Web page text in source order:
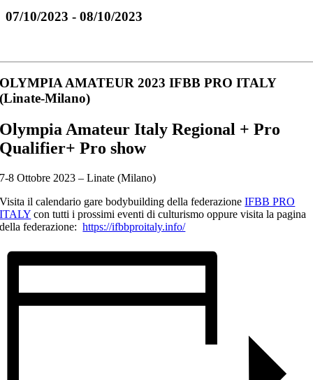
07/10/2023 - 08/10/2023
OLYMPIA AMATEUR 2023 IFBB PRO ITALY
(Linate-Milano)
Olympia Amateur Italy Regional + Pro
Qualifier+ Pro show
7-8 Ottobre 2023 – Linate (Milano)
Visita il calendario gare bodybuilding della federazioneIFBB PRO
ITALY con tutti i prossimi eventi di culturismo oppure visita la pagina
della federazione:https://ifbbproitaly.info/